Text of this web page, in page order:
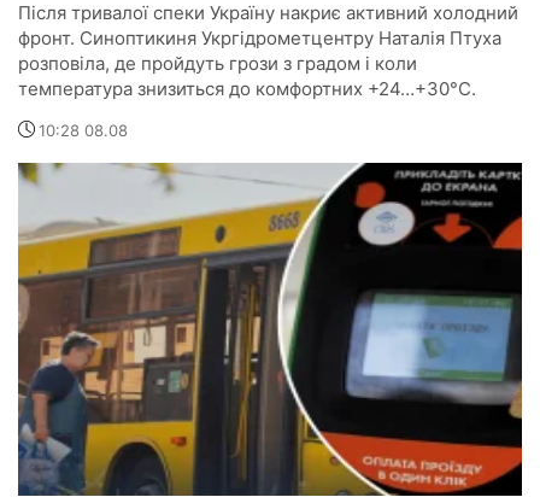
Після тривалої спеки Україну накриє активний холодний
фронт. Синоптикиня Укргідрометцентру Наталія Птуха
розповіла, де пройдуть грози з градом і коли
температура знизиться до комфортних +24…+30°C.
10:28 08.08